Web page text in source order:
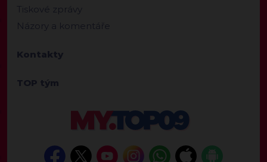
Tiskové zprávy
Názory a komentáře
Kontakty
TOP tým